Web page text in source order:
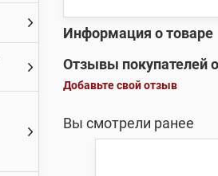
Информация о товаре
Отзывы покупателей
Добавьте свой отзыв
Вы смотрели ранее